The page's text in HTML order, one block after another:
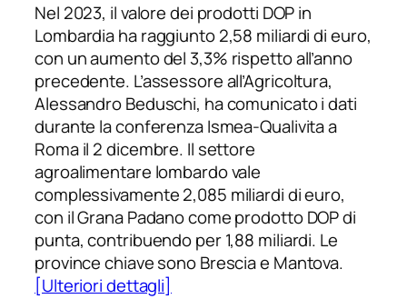
Nel 2023, il valore dei prodotti DOP in
Lombardia ha raggiunto 2,58 miliardi di euro,
con un aumento del 3,3% rispetto all’anno
precedente. L’assessore all’Agricoltura,
Alessandro Beduschi, ha comunicato i dati
durante la conferenza Ismea-Qualivita a
Roma il 2 dicembre. Il settore
agroalimentare lombardo vale
complessivamente 2,085 miliardi di euro,
con il Grana Padano come prodotto DOP di
punta, contribuendo per 1,88 miliardi. Le
province chiave sono Brescia e Mantova.
[Ulteriori dettagli]